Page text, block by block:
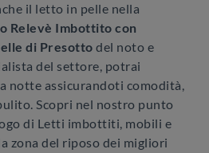
il letto in pelle nella
Relevè Imbottito con
di Presotto del noto e
del settore, potrai
notte assicurandoti comodità,
Scopri nel nostro punto
di Letti imbottiti, mobili e
zona del riposo dei migliori